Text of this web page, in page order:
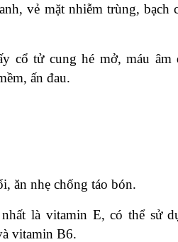
vẻ mặt nhiễm trùng, bạch
cổ tử cung hé mở, máu âm
ấn đau.
ăn nhẹ chống táo bón.
là vitamin E, có thể sử
vitamin B6.